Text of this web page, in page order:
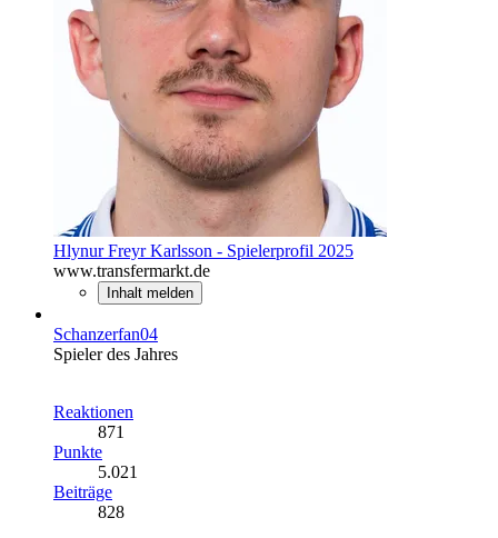
Hlynur Freyr Karlsson - Spielerprofil 2025
www.transfermarkt.de
Inhalt melden
Schanzerfan04
Spieler des Jahres
Reaktionen
871
Punkte
5.021
Beiträge
828